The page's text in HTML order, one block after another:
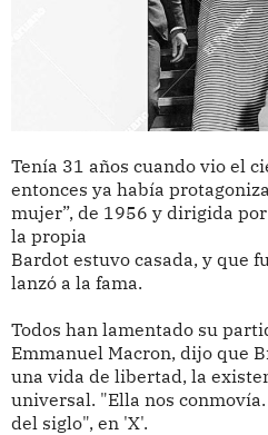
Tenía 31 años cuando vio el
entonces ya había
mujer”, de 1956 y dirigida
la propia
Bardot estuvo casada, y que
lanzó a la fama.
Todos han lamentado su
Emmanuel Macron, dijo que
una vida de libertad, la
universal. "Ella nos
del siglo", en 'X'.